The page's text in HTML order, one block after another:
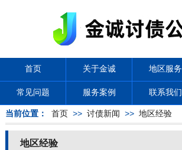
首页 关于金诚 地区服务
常见问题 服务案例 联系我们
当前位置： 首页 >> 讨债新闻 >> 地区经验
地区经验